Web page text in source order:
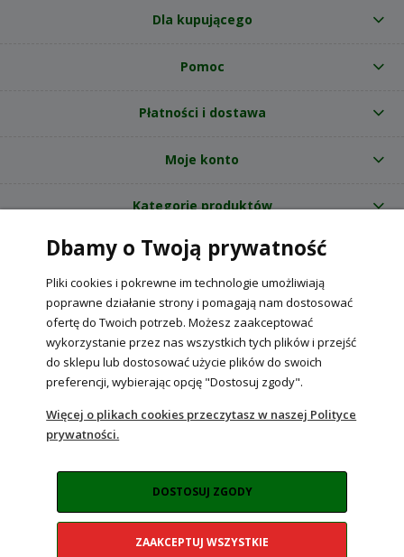
Dla kupującego
Pomoc
Płatności i dostawa
Moje konto
Kategorie produktów
O nas
Internetowy sklep ogrodniczy z nasionami RajOgrodnika.pl
NIP: 6090037061, REGON: 260240470 | Czarnca, ul. Tęczowa 31, 29-100
Włoszczowa
POKAŻ PEŁNĄ WERSJĘ STRONY
Sklep internetowy Shoper Premium
Dbamy o Twoją prywatność
Pliki cookies i pokrewne im technologie umożliwiają
poprawne działanie strony i pomagają nam dostosować
ofertę do Twoich potrzeb. Możesz zaakceptować
wykorzystanie przez nas wszystkich tych plików i przejść
do sklepu lub dostosować użycie plików do swoich
preferencji, wybierając opcję "Dostosuj zgody".
Więcej o plikach cookies przeczytasz w naszej Polityce
prywatności.
DOSTOSUJ ZGODY
ZAAKCEPTUJ WSZYSTKIE